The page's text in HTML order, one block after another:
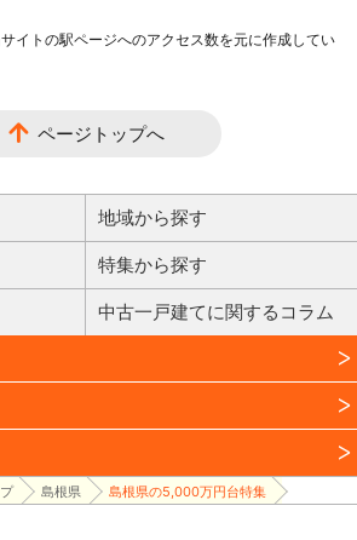
イトの駅ページへのアクセス数を元に作成してい
ページトップへ
地域から探す
特集から探す
中古一戸建てに関するコラム
島根県 島根県の5,000万円台特集